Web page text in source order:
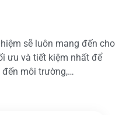
sẽ luôn mang đến cho
ưu và tiết kiệm nhất để
môi trường,…